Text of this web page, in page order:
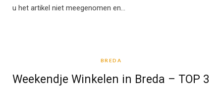
u het artikel niet meegenomen en…
BREDA
Weekendje Winkelen in Breda – TOP 3